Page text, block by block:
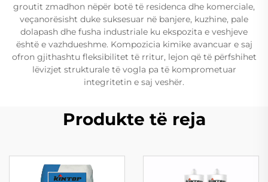
groutit zmadhon nëpër botë të residenca dhe komerciale,
veçanorësisht duke suksesuar në banjere, kuzhine, pale
dolapash dhe fusha industriale ku ekspozita e veshjeve
është e vazhdueshme. Kompozicia kimike avancuar e saj
ofron gjithashtu fleksibilitet të rritur, lejon që të përfshihet
lëvizjet strukturale të vogla pa të komprometuar
integritetin e saj veshër.
Produkte të reja